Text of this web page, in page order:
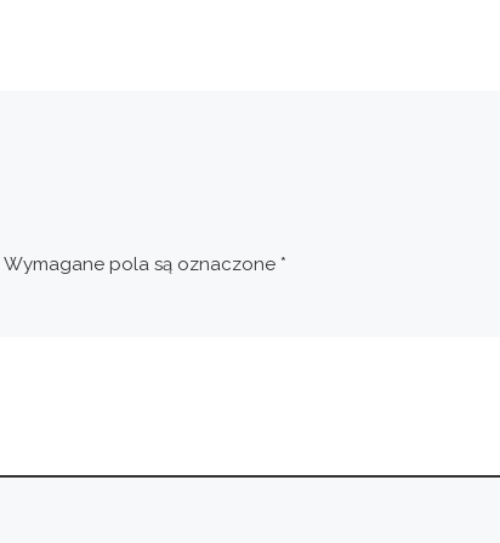
Wymagane pola są oznaczone *